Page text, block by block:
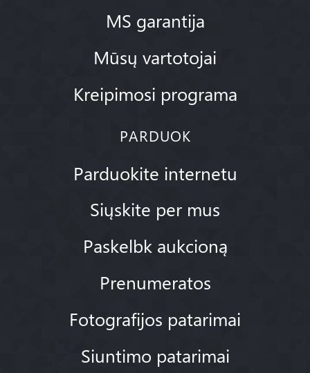
MS garantija
Mūsų vartotojai
Kreipimosi programa
PARDUOK
Parduokite internetu
Siųskite per mus
Paskelbk aukcioną
Prenumeratos
Fotografijos patarimai
Siuntimo patarimai